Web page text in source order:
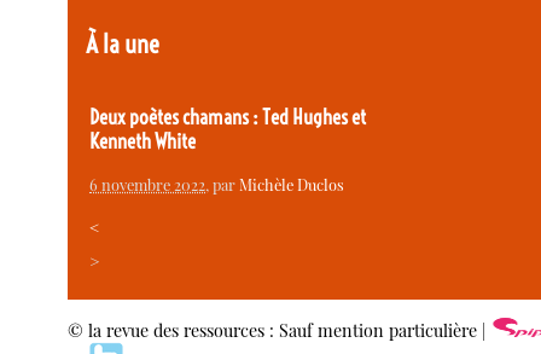
À la une
Deux poètes chamans : Ted Hughes et
Kenneth White
6 novembre 2022, parMichèle Duclos
<
>
© la revue des ressources : Sauf mention particulière |